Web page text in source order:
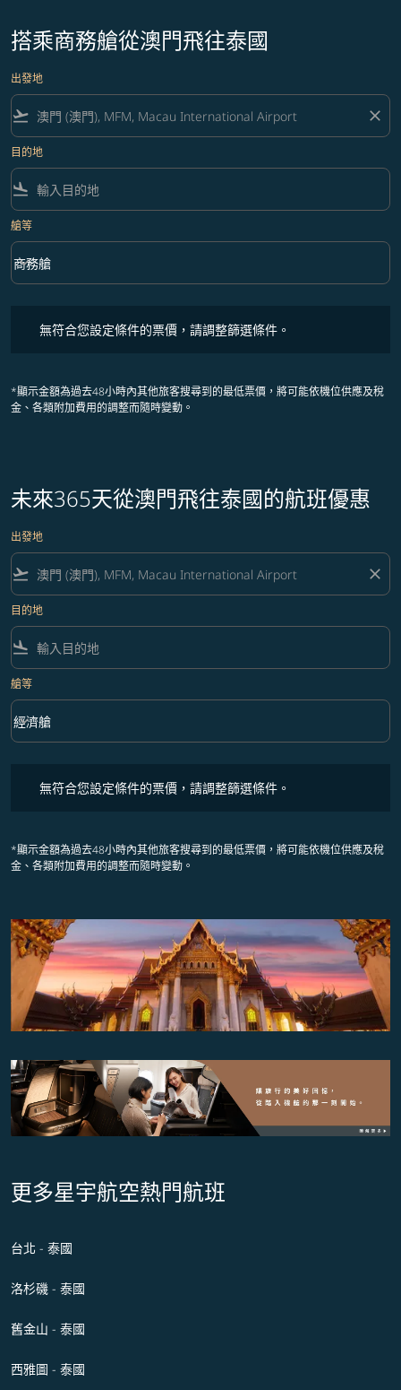
搭乘商務艙從澳門飛往泰國
出發地
flight_takeoff close
目的地
flight_land
艙等
艙等 option 商務艙 Selected
商務艙
keyboard_arrow_down
無符合您設定條件的票價，請調整篩選條件。
*顯示金額為過去48小時內其他旅客搜尋到的最低票價，將可能依機位供應及稅
金、各類附加費用的調整而隨時變動。
未來365天從澳門飛往泰國的航班優惠
出發地
flight_takeoff close
目的地
flight_land
艙等
艙等 option 經濟艙 Selected
經濟艙
keyboard_arrow_down
無符合您設定條件的票價，請調整篩選條件。
*顯示金額為過去48小時內其他旅客搜尋到的最低票價，將可能依機位供應及稅
金、各類附加費用的調整而隨時變動。
更多星宇航空熱門航班
台北 - 泰國
洛杉磯 - 泰國
舊金山 - 泰國
西雅圖 - 泰國